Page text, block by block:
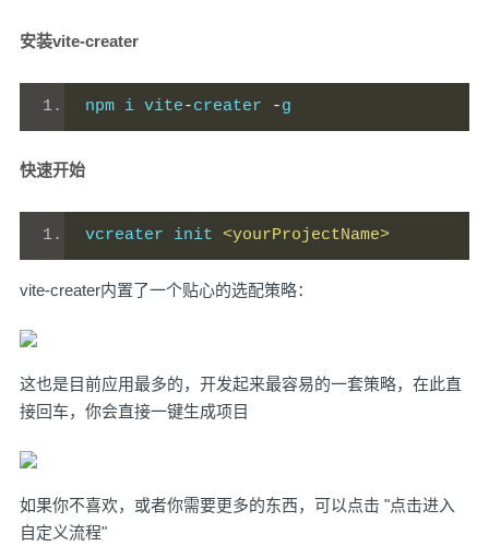
安装vite-creater
npm i vite-creater -g
快速开始
vcreater init <yourProjectName>
vite-creater内置了一个贴心的选配策略：
这也是目前应用最多的，开发起来最容易的一套策略，在此直
接回车，你会直接一键生成项目
如果你不喜欢，或者你需要更多的东西，可以点击 "点击进入
自定义流程"